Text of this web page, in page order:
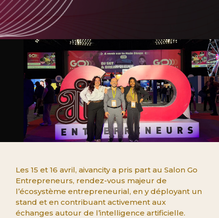
Les 15 et 16 avril, aivancity a pris part au Salon Go
Entrepreneurs, rendez-vous majeur de
l’écosystème entrepreneurial, en y déployant un
stand et en contribuant activement aux
échanges autour de l’intelligence artificielle.